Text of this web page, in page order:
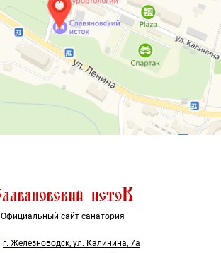
Официальный сайт санатория
г. Железноводск, ул. Калинина, 7а